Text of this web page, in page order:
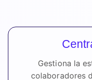
Gestiona la
colaboradores